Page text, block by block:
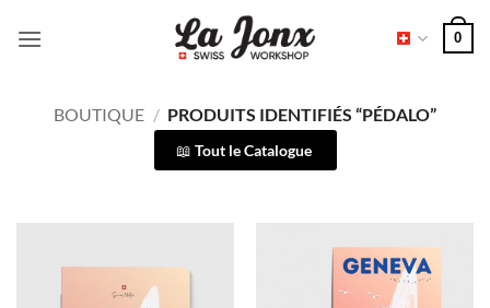
0
BOUTIQUE / PRODUITS IDENTIFIÉS “PÉDALO”
Tout le Catalogue